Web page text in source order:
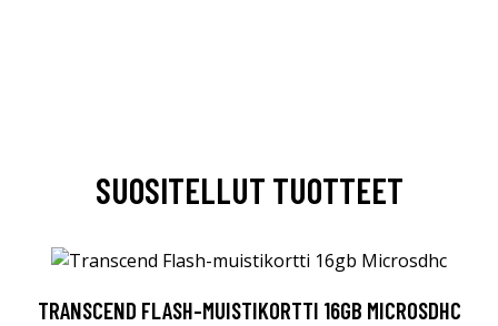
SUOSITELLUT TUOTTEET
TRANSCEND FLASH-MUISTIKORTTI 16GB MICROSDHC